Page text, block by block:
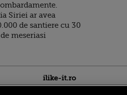
Siriei ar avea
de santiere cu 30
meseriasi
ilike-it.ro